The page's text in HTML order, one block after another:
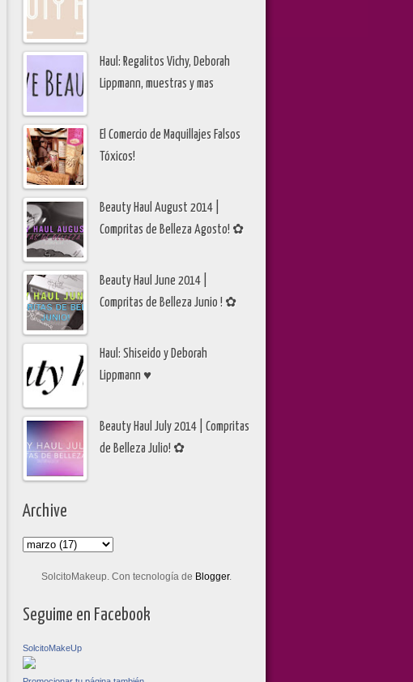
Haul: Regalitos Vichy, Deborah
Lippmann, muestras y mas
El Comercio de Maquillajes Falsos
Tóxicos!
Beauty Haul August 2014 |
Compritas de Belleza Agosto! ✿
Beauty Haul June 2014 |
Compritas de Belleza Junio ! ✿
Haul: Shiseido y Deborah
Lippmann ♥
Beauty Haul July 2014 | Compritas
de Belleza Julio! ✿
Archive
SolcitoMakeup. Con tecnología de Blogger.
Seguime en Facebook
SolcitoMakeUp